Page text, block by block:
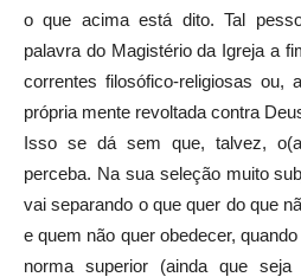
o que acima está dito. Tal
palavra do Magistério da Igreja a
correntes filosófico-religiosas ou,
própria mente revoltada contra
Isso se dá sem que, talvez,
perceba. Na sua seleção muito
vai separando o que quer do que
e quem não quer obedecer,
norma superior (ainda que seja